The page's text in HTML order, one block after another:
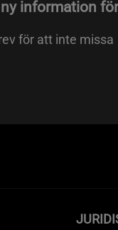
ny information
för att inte missa